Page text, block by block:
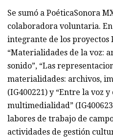
Se sumó a PoéticaSonora
colaboradora voluntaria.
integrante de los proyectos
“Materialidades de la voz:
sonido”, “Las
materialidades: archivos,
(IG400221) y “Entre la voz
multimedialidad”
labores de trabajo de
actividades de gestión